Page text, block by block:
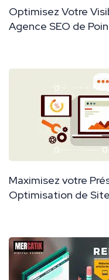
Optimisez Votre
Agence SEO de
Maximisez votre
Optimisation de